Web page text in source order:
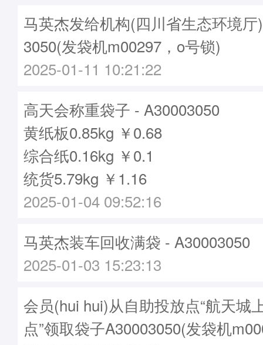
马英杰发给机构(四川省生态环境
3050(发袋机m00297，o号锁)
2025-01-11 10:21:22
高天会称重袋子 - A30003050
黄纸板0.85kg ￥0.68
综合纸0.16kg ￥0.1
统货5.79kg ￥1.16
2025-01-04 09:52:16
马英杰装车回收满袋 - A30003050
2025-01-03 15:23:13
会员(hui hui)从自助投放点“航天城
点”领取袋子A30003050(发袋机